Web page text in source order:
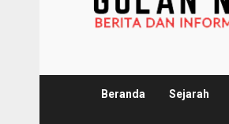
Beranda Sejarah